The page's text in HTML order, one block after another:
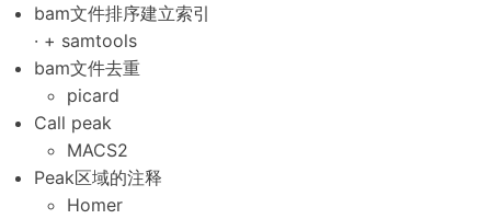
bam文件排序建立索引
· + samtools
bam文件去重
picard
Call peak
MACS2
Peak区域的注释
Homer